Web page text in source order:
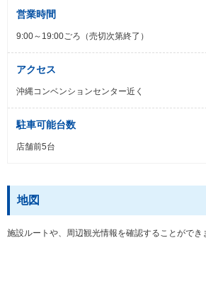
営業時間
9:00～19:00ごろ（売切次第終了）
アクセス
沖縄コンベンションセンター近く
駐車可能台数
店舗前5台
地図
施設ルートや、周辺観光情報を確認することができ